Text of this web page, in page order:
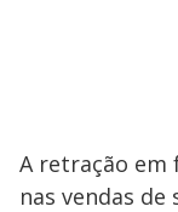
A retração em
nas vendas